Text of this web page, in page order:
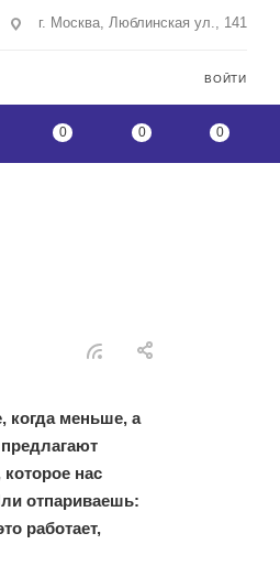
г. Москва, Люблинская ул., 141
ВОЙТИ
0 0 0
когда меньше, а
нас
отпариваешь:
работает,